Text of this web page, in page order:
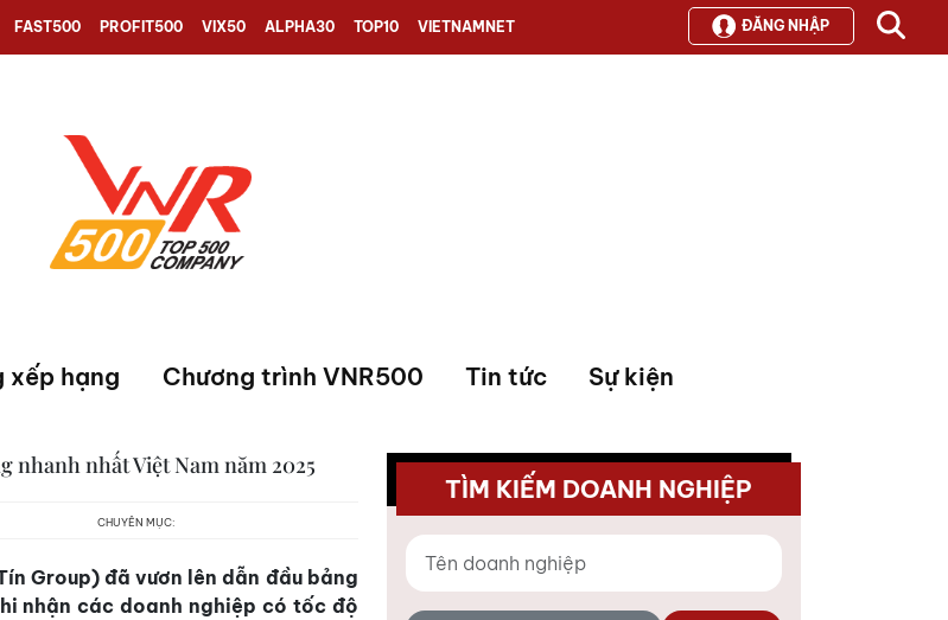
FAST500 PROFIT500 VIX50 ALPHA30 TOP10 VIETNAMNET ĐĂNG NHẬP
xếp hạng Chương trình VNR500 Tin tức Sự kiện
nhất Việt Nam năm 2025
CHUYÊN MỤC:
Group) đã vươn lên dẫn đầu bảng
nhận các doanh nghiệp có tốc độ
TÌM KIẾM DOANH NGHIỆP